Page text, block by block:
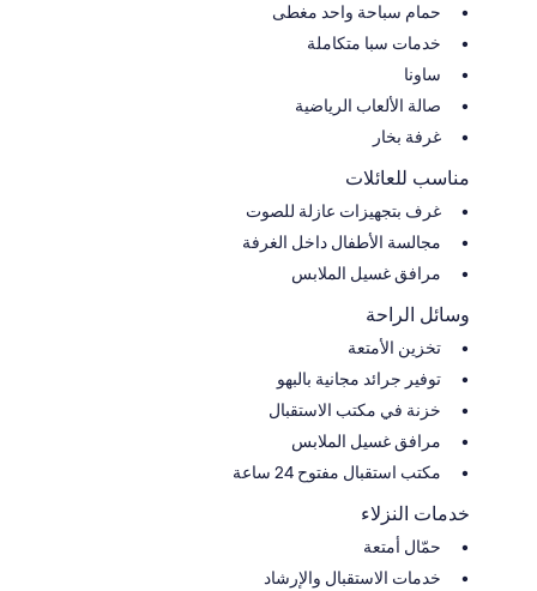
حمام سباحة واحد مغطى
خدمات سبا متكاملة
ساونا
صالة الألعاب الرياضية
غرفة بخار
مناسب للعائلات
غرف بتجهيزات عازلة للصوت
مجالسة الأطفال داخل الغرفة
مرافق غسيل الملابس
وسائل الراحة
تخزين الأمتعة
توفير جرائد مجانية بالبهو
خزنة في مكتب الاستقبال
مرافق غسيل الملابس
مكتب استقبال مفتوح 24 ساعة
خدمات النزلاء
حمّال أمتعة
خدمات الاستقبال والإرشاد